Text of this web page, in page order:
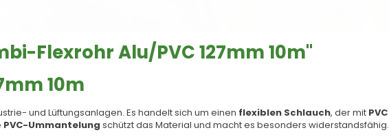
Flexrohr Alu/PVC 127mm 10m"
10m
und Lüftungsanlagen. Es handelt sich um einen flexiblen Schlauch, der mit PVC
PVC-Ummantelung schützt das Material und macht es besonders widerstandsfähig.